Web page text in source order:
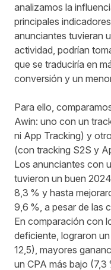
analizamos la
principales
anunciantes tuvieran
actividad, podrían
que se traduciría en
conversión y un
Para ello,
Awin: uno con un
ni App Tracking) y
(con tracking S2S y
Los anunciantes con
tuvieron un buen
8,3 % y hasta
9,6 %, a pesar de las
En comparación con
deficiente, lograron
12,5), mayores
un CPA más bajo